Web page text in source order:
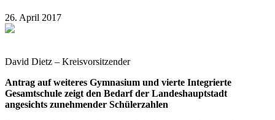
26. April 2017
David Dietz – Kreisvorsitzender
Antrag auf weiteres Gymnasium und vierte Integrierte
Gesamtschule zeigt den Bedarf der Landeshauptstadt
angesichts zunehmender Schülerzahlen